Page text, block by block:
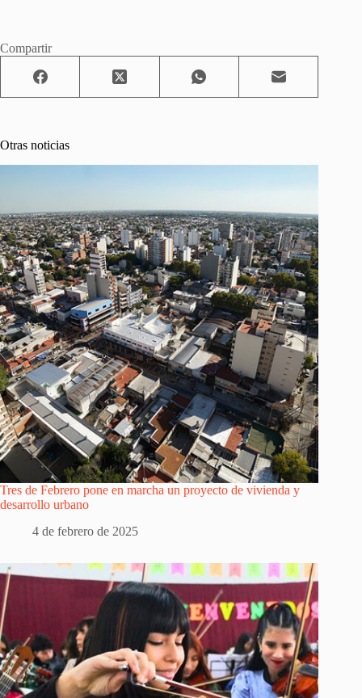
Compartir
Otras noticias
Tres de Febrero pone en marcha un proyecto de vivienda y
desarrollo urbano
4 de febrero de 2025